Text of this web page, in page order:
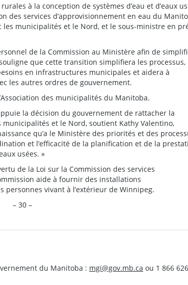
à la conception de systèmes d’eau et d’eaux
des services d’approvisionnement en eau du
municipalités et le Nord, et le sous-ministre en
de la Commission au Ministère afin de
que cette transition simplifiera les processus,
en infrastructures municipales et aidera à
les autres ordres de gouvernement.
des municipalités du Manitoba.
la décision du gouvernement de rattacher la
et le Nord, soutient Kathy Valentino,
qu’a le Ministère des priorités et des
et l’efficacité de la planification et de la
usées. »
de la Loi sur la Commission des services
aide à fournir des installations
personnes vivant à l’extérieur de Winnipeg.
– 30 –
du Manitoba : mgi@gov.mb.ca ou 1 866